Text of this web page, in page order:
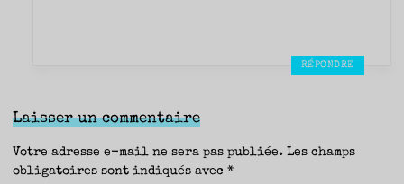
RÉPONDRE
Laisser un commentaire
Votre adresse e-mail ne sera pas publiée. Les champs
obligatoires sont indiqués avec*